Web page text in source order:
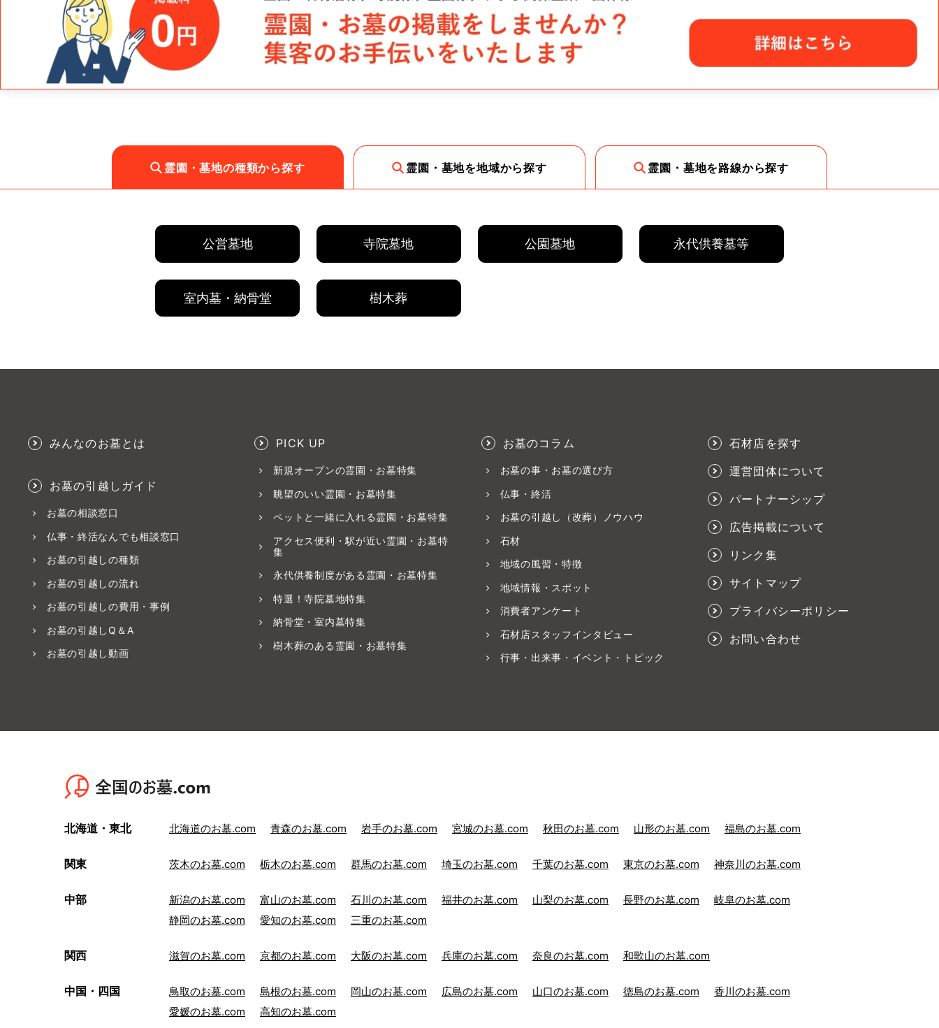
霊園・墓地の種類から探す 霊園・墓地を地域から探す 霊園・墓地を路線から探す
公営墓地 寺院墓地 公園墓地 永代供養墓等
室内墓・納骨堂 樹木葬
みんなのお墓とは
お墓の引越しガイド
お墓の相談窓口
仏事・終活なんでも相談窓口
お墓の引越しの種類
お墓の引越しの流れ
お墓の引越しの費用・事例
お墓の引越しQ＆A
お墓の引越し動画
PICK UP
新規オープンの霊園・お墓特集
眺望のいい霊園・お墓特集
ペットと一緒に入れる霊園・お墓特集
アクセス便利・駅が近い霊園・お墓特
集
永代供養制度がある霊園・お墓特集
特選！寺院墓地特集
納骨堂・室内墓特集
樹木葬のある霊園・お墓特集
お墓のコラム
お墓の事・お墓の選び方
仏事・終活
お墓の引越し（改葬）ノウハウ
石材
地域の風習・特徴
地域情報・スポット
消費者アンケート
石材店スタッフインタビュー
行事・出来事・イベント・トピック
石材店を探す
運営団体について
パートナーシップ
広告掲載について
リンク集
サイトマップ
プライバシーポリシー
お問い合わせ
北海道・東北 北海道のお墓.com 青森のお墓.com 岩手のお墓.com 宮城のお墓.com 秋田のお墓.com 山形のお墓.com 福島のお墓.com
関東 茨木のお墓.com 栃木のお墓.com 群馬のお墓.com 埼玉のお墓.com 千葉のお墓.com 東京のお墓.com 神奈川のお墓.com
中部 新潟のお墓.com 富山のお墓.com 石川のお墓.com 福井のお墓.com 山梨のお墓.com 長野のお墓.com
岐阜のお墓.com
静岡のお墓.com
愛知のお墓.com 三重のお墓.com
関西 滋賀のお墓.com 京都のお墓.com 大阪のお墓.com 兵庫のお墓.com 奈良のお墓.com 和歌山のお墓.com
中国・四国 鳥取のお墓.com 島根のお墓.com 岡山のお墓.com 広島のお墓.com 山口のお墓.com 徳島のお墓.com
香川のお墓.com
愛媛のお墓.com
高知のお墓.com